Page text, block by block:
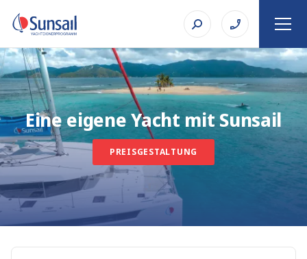
Eine eigene Yacht mit Sunsail
PREISGESTALTUNG